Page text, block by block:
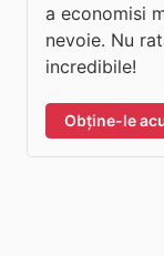
a economisi
nevoie. Nu
incredibile!
Obține-le